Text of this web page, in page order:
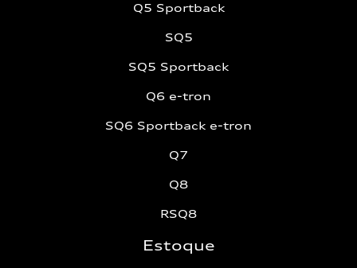
Q5 Sportback
SQ5
SQ5 Sportback
Q6 e-tron
SQ6 Sportback e-tron
Q7
Q8
RSQ8
Estoque